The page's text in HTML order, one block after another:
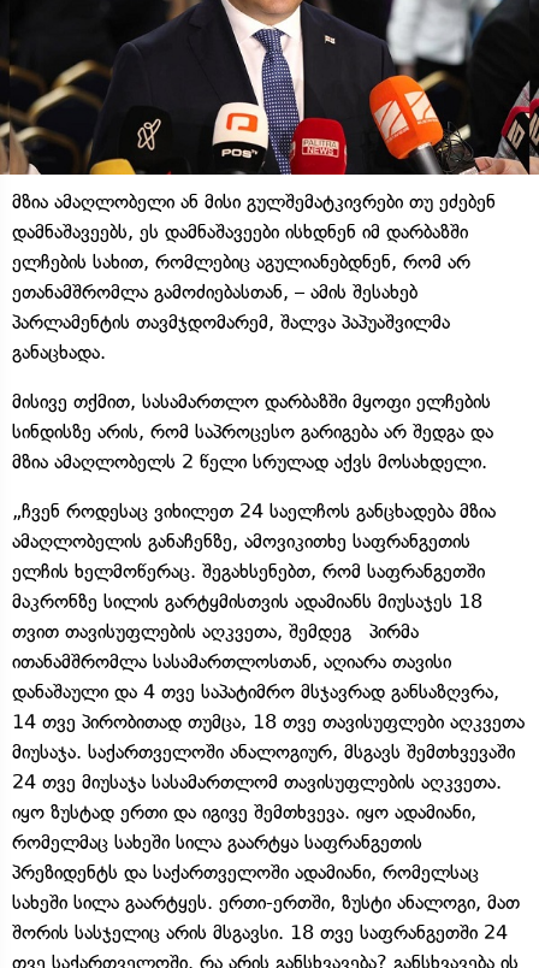
მზია ამაღლობელი ან მისი გულშემატკივრები თუ ეძებენ
დამნაშავეებს, ეს დამნაშავეები ისხდნენ იმ დარბაზში
ელჩების სახით, რომლებიც აგულიანებდნენ, რომ არ
ეთანამშრომლა გამოძიებასთან, – ამის შესახებ
პარლამენტის თავმჯდომარემ, შალვა პაპუაშვილმა
განაცხადა.
მისივე თქმით, სასამართლო დარბაზში მყოფი ელჩების
სინდისზე არის, რომ საპროცესო გარიგება არ შედგა და
მზია ამაღლობელს 2 წელი სრულად აქვს მოსახდელი.
„ჩვენ როდესაც ვიხილეთ 24 საელჩოს განცხადება მზია
ამაღლობელის განაჩენზე, ამოვიკითხე საფრანგეთის
ელჩის ხელმოწერაც. შეგახსენებთ, რომ საფრანგეთში
მაკრონზე სილის გარტყმისთვის ადამიანს მიუსაჯეს 18
თვით თავისუფლების აღკვეთა, შემდეგ პირმა
ითანამშრომლა სასამართლოსთან, აღიარა თავისი
დანაშაული და 4 თვე საპატიმრო მსჯავრად განსაზღვრა,
14 თვე პირობითად თუმცა, 18 თვე თავისუფლები აღკვეთა
მიუსაჯა. საქართველოში ანალოგიურ, მსგავს შემთხვევაში
24 თვე მიუსაჯა სასამართლომ თავისუფლების აღკვეთა.
იყო ზუსტად ერთი და იგივე შემთხვევა. იყო ადამიანი,
რომელმაც სახეში სილა გაარტყა საფრანგეთის
პრეზიდენტს და საქართველოში ადამიანი, რომელსაც
სახეში სილა გაარტყეს. ერთი-ერთში, ზუსტი ანალოგი, მათ
შორის სასჯელიც არის მსგავსი. 18 თვე საფრანგეთში 24
თვე საქართველოში. რა არის განსხვავება? განსხვავება ის